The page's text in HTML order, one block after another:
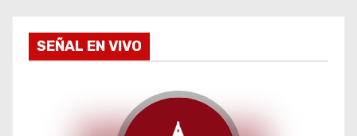
aSEÑAL EN VIVO